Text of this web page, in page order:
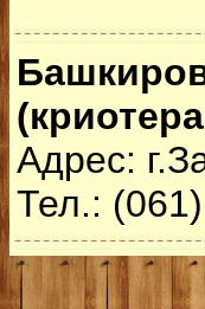
Адрес:
Тел.: